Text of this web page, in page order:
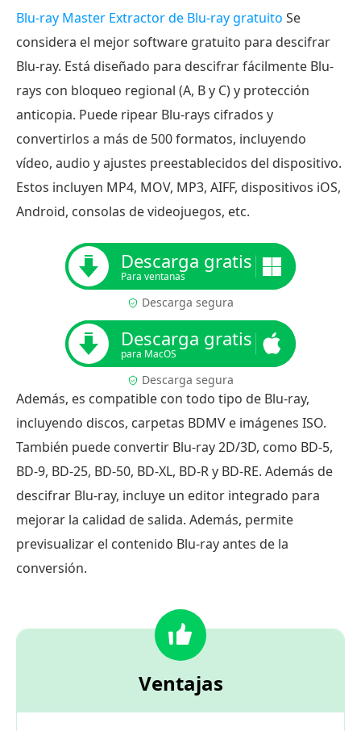
Blu-ray Master Extractor de Blu-ray gratuito Se
considera el mejor software gratuito para descifrar
Blu-ray. Está diseñado para descifrar fácilmente Blu-
rays con bloqueo regional (A, B y C) y protección
anticopia. Puede ripear Blu-rays cifrados y
convertirlos a más de 500 formatos, incluyendo
vídeo, audio y ajustes preestablecidos del dispositivo.
Estos incluyen MP4, MOV, MP3, AIFF, dispositivos iOS,
Android, consolas de videojuegos, etc.
Descarga gratis
Para ventanas
Descarga segura
Descarga gratis
para MacOS
Descarga segura
Además, es compatible con todo tipo de Blu-ray,
incluyendo discos, carpetas BDMV e imágenes ISO.
También puede convertir Blu-ray 2D/3D, como BD-5,
BD-9, BD-25, BD-50, BD-XL, BD-R y BD-RE. Además de
descifrar Blu-ray, incluye un editor integrado para
mejorar la calidad de salida. Además, permite
previsualizar el contenido Blu-ray antes de la
conversión.
Ventajas